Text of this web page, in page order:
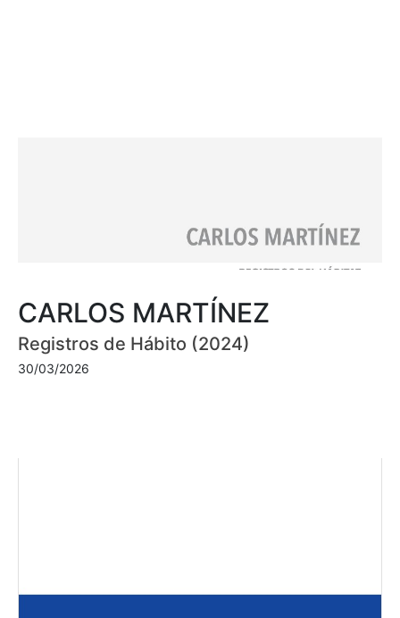
CARLOS MARTÍNEZ
Registros de Hábito (2024)
30/03/2026